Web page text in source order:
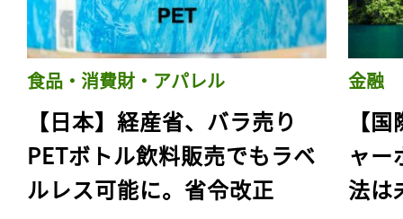
食品・消費財・アパレル
【日本】経産省、バラ売り
PETボトル飲料販売でもラベ
ルレス可能に。省令改正
金融
【
ャー
法は